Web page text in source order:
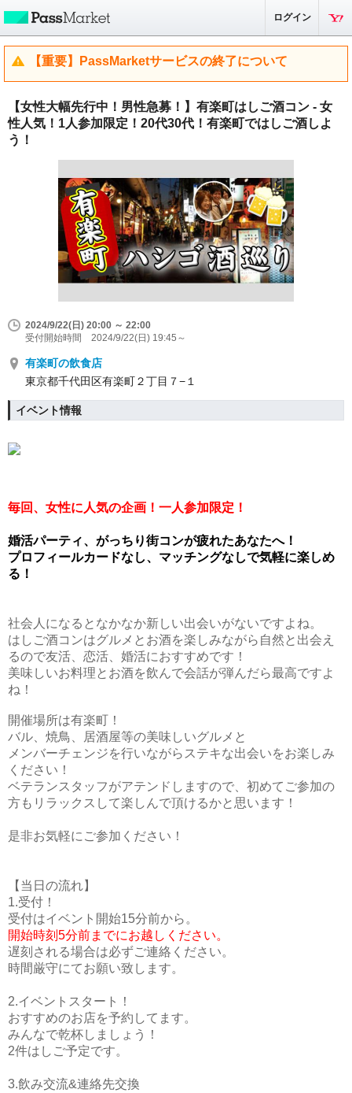
ログイン
【重要】PassMarketサービスの終了について
【女性大幅先行中！男性急募！】有楽町はしご酒コン - 女
性人気！1人参加限定！20代30代！有楽町ではしご酒しよ
う！
2024/9/22(日) 20:00 ～ 22:00
受付開始時間 2024/9/22(日) 19:45～
有楽町の飲食店
東京都千代田区有楽町２丁目７−１
イベント情報
毎回、女性に人気の企画！ 一人参加限定！
婚活パーティ、がっちり街コンが疲れたあなたへ！
プロフィールカードなし、マッチングなしで気軽に楽しめ
る！
社会人になるとなかなか新しい出会いがないですよね。
はしご酒コンはグルメとお酒を楽しみながら自然と出会え
るので友活、恋活、婚活におすすめです！
美味しいお料理とお酒を飲んで会話が弾んだら最高ですよ
ね！
開催場所は有楽町！
バル、焼鳥、居酒屋等の美味しいグルメと
メンバーチェンジを行いながらステキな出会いをお楽しみ
ください！
ベテランスタッフがアテンドしますので、初めてご参加の
方もリラックスして楽しんで頂けるかと思います！
是非お気軽にご参加ください！
【当日の流れ】
1.受付！
受付はイベント開始15分前から。
開始時刻5分前までにお越しください。
遅刻される場合は必ずご連絡ください。
時間厳守にてお願い致します。
2.イベントスタート！
おすすめのお店を予約してます。
みんなで乾杯しましょう！
2件はしご予定です。
3.飲み交流&連絡先交換